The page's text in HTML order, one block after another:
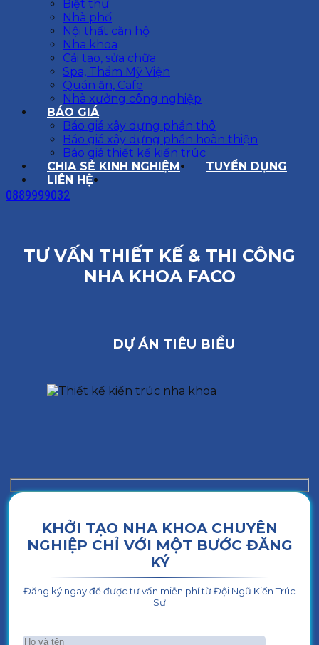
Biệt thự
Nhà phố
Nội thất căn hộ
Nha khoa
Cải tạo, sửa chữa
Spa, Thẩm Mỹ Viện
Quán ăn, Cafe
Nhà xưởng công nghiệp
BÁO GIÁ
Báo giá xây dựng phần thô
Báo giá xây dựng phần hoàn thiện
Báo giá thiết kế kiến trúc
CHIA SẺ KINH NGHIỆM
TUYỂN DỤNG
LIÊN HỆ
0889999032
TƯ VẤN THIẾT KẾ & THI CÔNG
NHA KHOA FACO
DỰ ÁN TIÊU BIỂU
KHỞI TẠO NHA KHOA CHUYÊN
NGHIỆP CHỈ VỚI MỘT BƯỚC ĐĂNG
KÝ
Đăng ký ngay để được tư vấn miễn phí từ Đội Ngũ Kiến Trúc
Sư